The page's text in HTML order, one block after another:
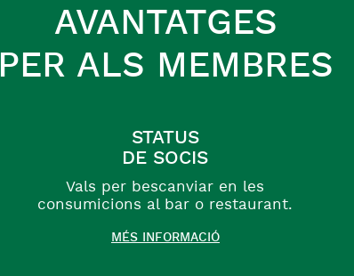
AVANTATGES
PER ALS MEMBRES
STATUS
DE SOCIS
Vals per bescanviar en les
consumicions al bar o restaurant.
MÉS INFORMACIÓ